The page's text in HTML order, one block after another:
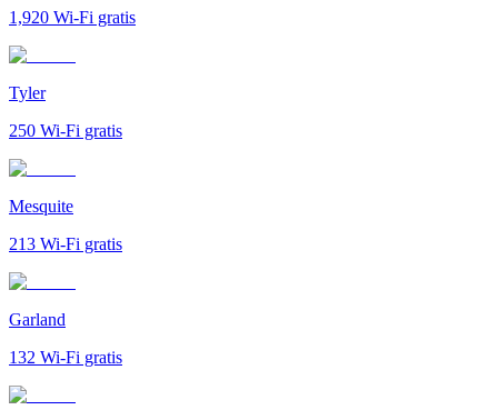
1,920 Wi-Fi gratis
Tyler
250 Wi-Fi gratis
Mesquite
213 Wi-Fi gratis
Garland
132 Wi-Fi gratis